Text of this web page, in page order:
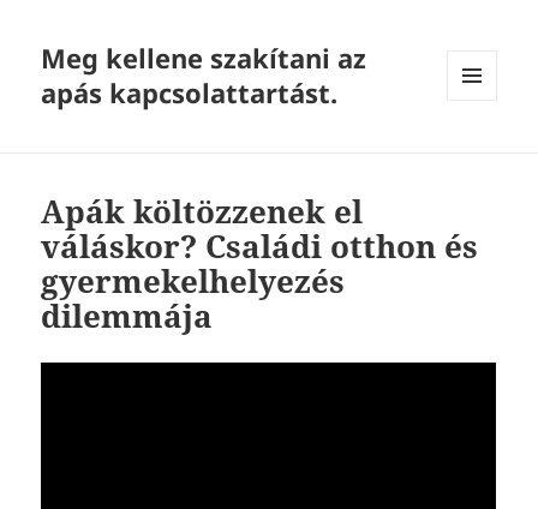
Meg kellene szakítani az
apás kapcsolattartást.
Apák költözzenek el
váláskor? Családi otthon és
gyermekelhelyezés
dilemmája